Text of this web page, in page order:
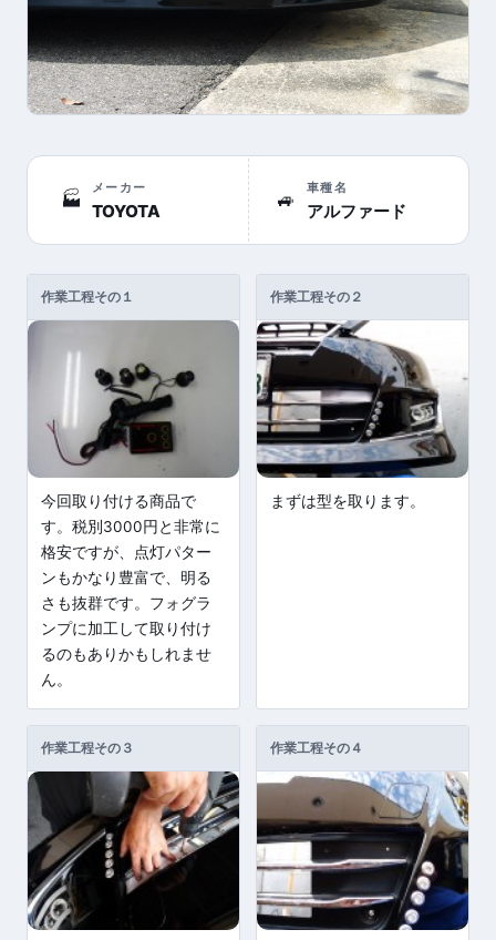
🏭
メーカー
TOYOTA
🚙
車種名
アルファード
作業工程その１
今回取り付ける商品で
す。税別3000円と非常に
格安ですが、点灯パター
ンもかなり豊富で、明る
さも抜群です。フォグラ
ンプに加工して取り付け
るのもありかもしれませ
ん。
作業工程その２
まずは型を取ります。
作業工程その３ 作業工程その４